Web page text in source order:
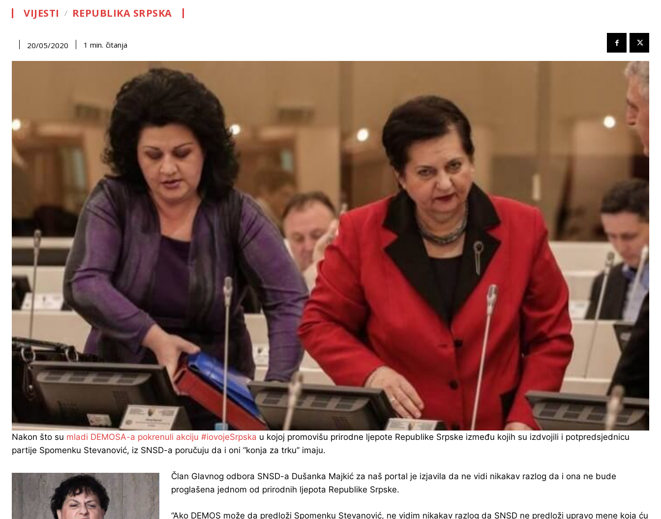
VIJESTI REPUBLIKA SRPSKA
20/05/2020 1 min. čitanja
Nakon što su mladi DEMOSA-a pokrenuli akciju #iovojeSrpska u kojoj promovišu prirodne ljepote Republike Srpske između kojih su izdvojili i potpredsjednicu
partije Spomenku Stevanović, iz SNSD-a poručuju da i oni “konja za trku” imaju.
Član Glavnog odbora SNSD-a Dušanka Majkić za naš portal je izjavila da ne vidi nikakav razlog da i ona ne bude
proglašena jednom od prirodnih ljepota Republike Srpske.
“Ako DEMOS može da predloži Spomenku Stevanović, ne vidim nikakav razlog da SNSD ne predloži upravo mene koja ću